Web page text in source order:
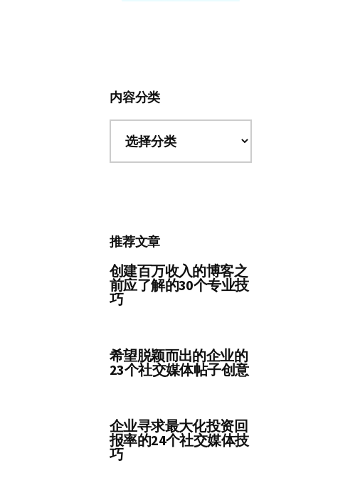
内容分类
分
推荐文章
创建百万收入的博客之
前应了解的30个专业技
巧
希望脱颖而出的企业的
23个社交媒体帖子创意
企业寻求最大化投资回
报率的24个社交媒体技
巧